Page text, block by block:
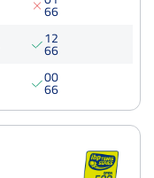
66
1
6
2
6
0
6
0
6